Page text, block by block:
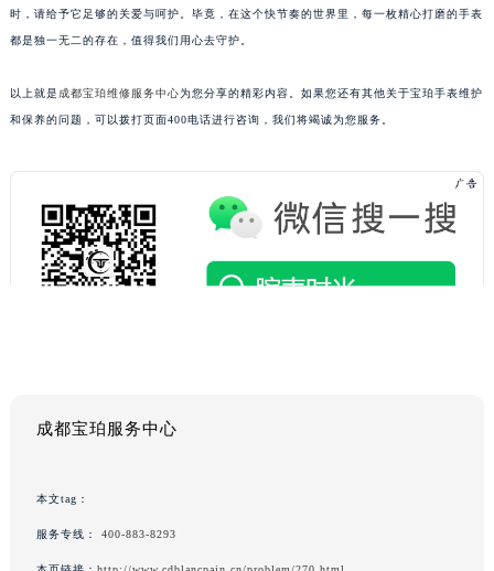
时，请给予它足够的关爱与呵护。毕竟，在这个快节奏的世界里，每一枚精心打磨的手表
都是独一无二的存在，值得我们用心去守护。
以上就是 成都宝珀维修服务中心为您分享的精彩内容。如果您还有其他关于宝珀手表维护
和保养的问题，可以拨打页面400电话进行咨询，我们将竭诚为您服务。
成都宝珀服务中心
本文tag：
服务专线： 400-883-8293